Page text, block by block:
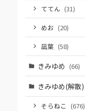
ててん (31)
めお (20)
凪葉 (58)
きみゆめ (66)
きみゆめ(解散)
そらねこ (676)